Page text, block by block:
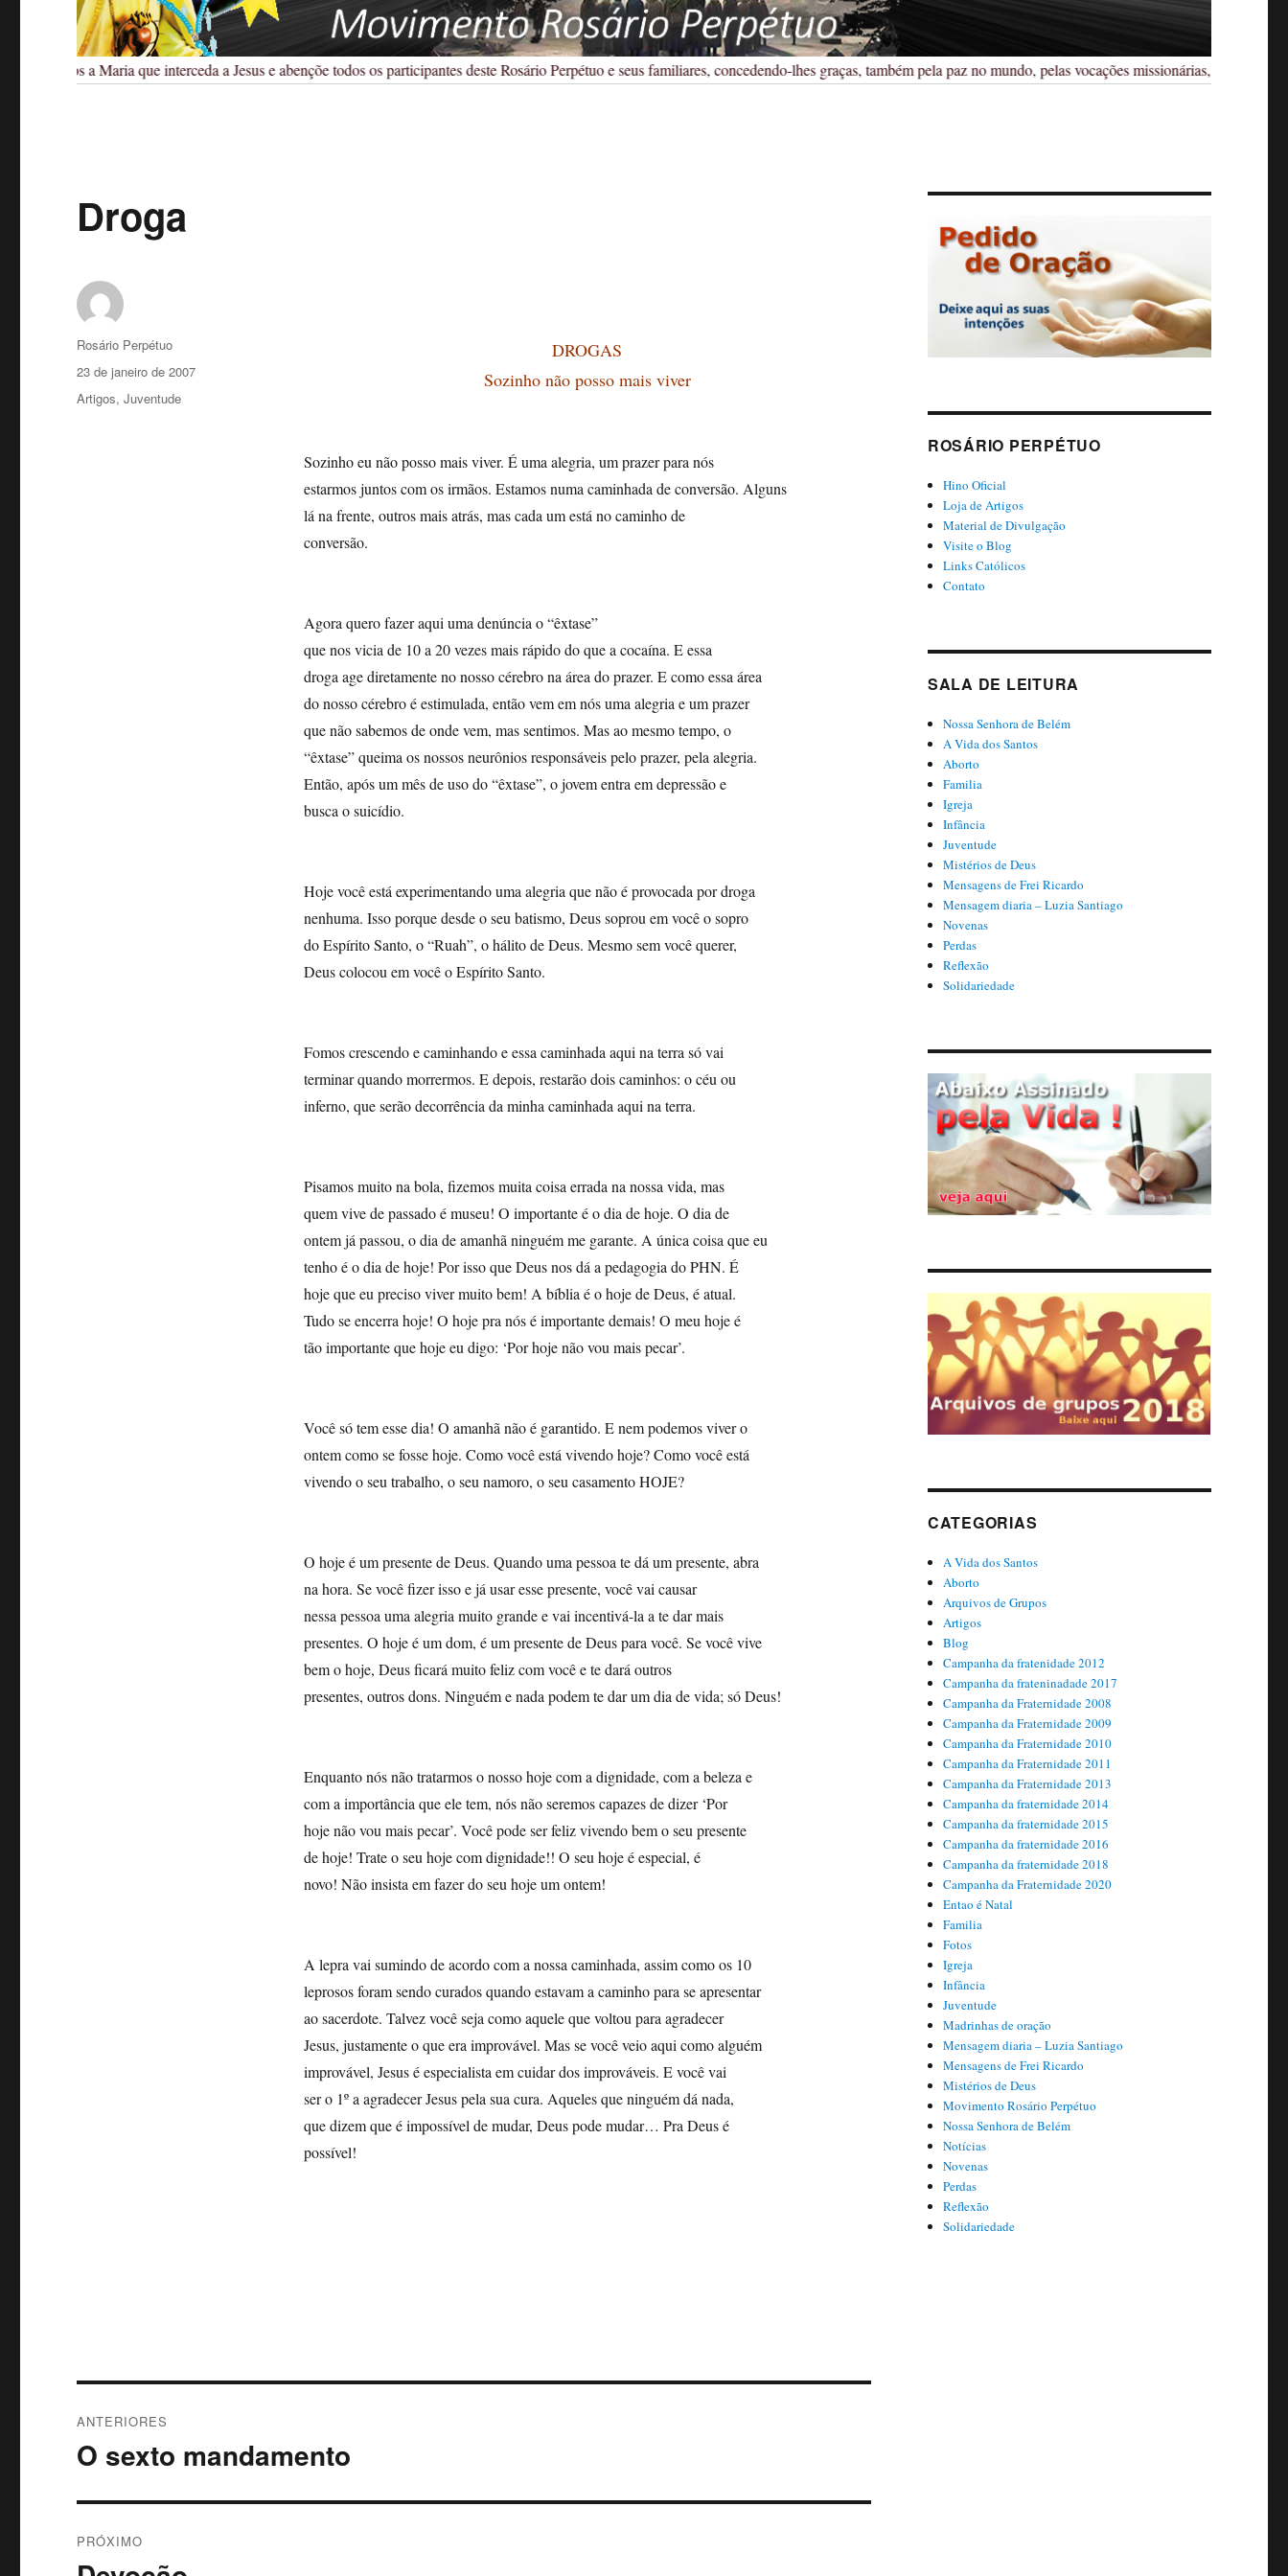
Pedimos a Maria que interceda a Jesus e abençõe todos os participantes deste Rosário Perpétuo e seus familiares, concedendo-lhes graças, também pela paz no mundo, pelas vocações missionárias,
Droga
DROGAS
Sozinho não posso mais viver
Sozinho eu não posso mais viver. É uma alegria, um prazer para nós
estarmos juntos com os irmãos. Estamos numa caminhada de conversão. Alguns
lá na frente, outros mais atrás, mas cada um está no caminho de
conversão.
Agora quero fazer aqui uma denúncia o “êxtase”
que nos vicia de 10 a 20 vezes mais rápido do que a cocaína. E essa
droga age diretamente no nosso cérebro na área do prazer. E como essa área
do nosso cérebro é estimulada, então vem em nós uma alegria e um prazer
que não sabemos de onde vem, mas sentimos. Mas ao mesmo tempo, o
“êxtase” queima os nossos neurônios responsáveis pelo prazer, pela alegria.
Então, após um mês de uso do “êxtase”, o jovem entra em depressão e
busca o suicídio.
Hoje você está experimentando uma alegria que não é provocada por droga
nenhuma. Isso porque desde o seu batismo, Deus soprou em você o sopro
do Espírito Santo, o “Ruah”, o hálito de Deus. Mesmo sem você querer,
Deus colocou em você o Espírito Santo.
Fomos crescendo e caminhando e essa caminhada aqui na terra só vai
terminar quando morrermos. E depois, restarão dois caminhos: o céu ou
inferno, que serão decorrência da minha caminhada aqui na terra.
Pisamos muito na bola, fizemos muita coisa errada na nossa vida, mas
quem vive de passado é museu! O importante é o dia de hoje. O dia de
ontem já passou, o dia de amanhã ninguém me garante. A única coisa que eu
tenho é o dia de hoje! Por isso que Deus nos dá a pedagogia do PHN. É
hoje que eu preciso viver muito bem! A bíblia é o hoje de Deus, é atual.
Tudo se encerra hoje! O hoje pra nós é importante demais! O meu hoje é
tão importante que hoje eu digo: ‘Por hoje não vou mais pecar’.
Você só tem esse dia! O amanhã não é garantido. E nem podemos viver o
ontem como se fosse hoje. Como você está vivendo hoje? Como você está
vivendo o seu trabalho, o seu namoro, o seu casamento HOJE?
O hoje é um presente de Deus. Quando uma pessoa te dá um presente, abra
na hora. Se você fizer isso e já usar esse presente, você vai causar
nessa pessoa uma alegria muito grande e vai incentivá-la a te dar mais
presentes. O hoje é um dom, é um presente de Deus para você. Se você vive
bem o hoje, Deus ficará muito feliz com você e te dará outros
presentes, outros dons. Ninguém e nada podem te dar um dia de vida; só Deus!
Enquanto nós não tratarmos o nosso hoje com a dignidade, com a beleza e
com a importância que ele tem, nós não seremos capazes de dizer ‘Por
hoje não vou mais pecar’. Você pode ser feliz vivendo bem o seu presente
de hoje! Trate o seu hoje com dignidade!! O seu hoje é especial, é
novo! Não insista em fazer do seu hoje um ontem!
A lepra vai sumindo de acordo com a nossa caminhada, assim como os 10
leprosos foram sendo curados quando estavam a caminho para se apresentar
ao sacerdote. Talvez você seja como aquele que voltou para agradecer
Jesus, justamente o que era improvável. Mas se você veio aqui como alguém
improvável, Jesus é especialista em cuidar dos improváveis. E você vai
ser o 1º a agradecer Jesus pela sua cura. Aqueles que ninguém dá nada,
que dizem que é impossível de mudar, Deus pode mudar… Pra Deus é
possível!
Autor
Rosário Perpétuo
Publicado
em
23 de janeiro de 2007
Categorias
Artigos,Juventude
de
ANTERIORES
Post
O sexto mandamento
PRÓXIMO
Próximo
ROSÁRIO PERPÉTUO
Hino Oficial
Loja de Artigos
Material de Divulgação
Visite o Blog
Links Católicos
Contato
SALA DE LEITURA
Nossa Senhora de Belém
A Vida dos Santos
Aborto
Familia
Igreja
Infância
Juventude
Mistérios de Deus
Mensagens de Frei Ricardo
Mensagem diaria – Luzia Santiago
Novenas
Perdas
Reflexão
Solidariedade
CATEGORIAS
A Vida dos Santos
Aborto
Arquivos de Grupos
Artigos
Blog
Campanha da fratenidade 2012
Campanha da frateninadade 2017
Campanha da Fraternidade 2008
Campanha da Fraternidade 2009
Campanha da Fraternidade 2010
Campanha da Fraternidade 2011
Campanha da Fraternidade 2013
Campanha da fraternidade 2014
Campanha da fraternidade 2015
Campanha da fraternidade 2016
Campanha da fraternidade 2018
Campanha da Fraternidade 2020
Entao é Natal
Familia
Fotos
Igreja
Infância
Juventude
Madrinhas de oração
Mensagem diaria – Luzia Santiago
Mensagens de Frei Ricardo
Mistérios de Deus
Movimento Rosário Perpétuo
Nossa Senhora de Belém
Notícias
Novenas
Perdas
Reflexão
Solidariedade